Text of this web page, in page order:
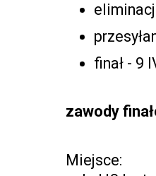
finał - 9
zawody
Miejsce: